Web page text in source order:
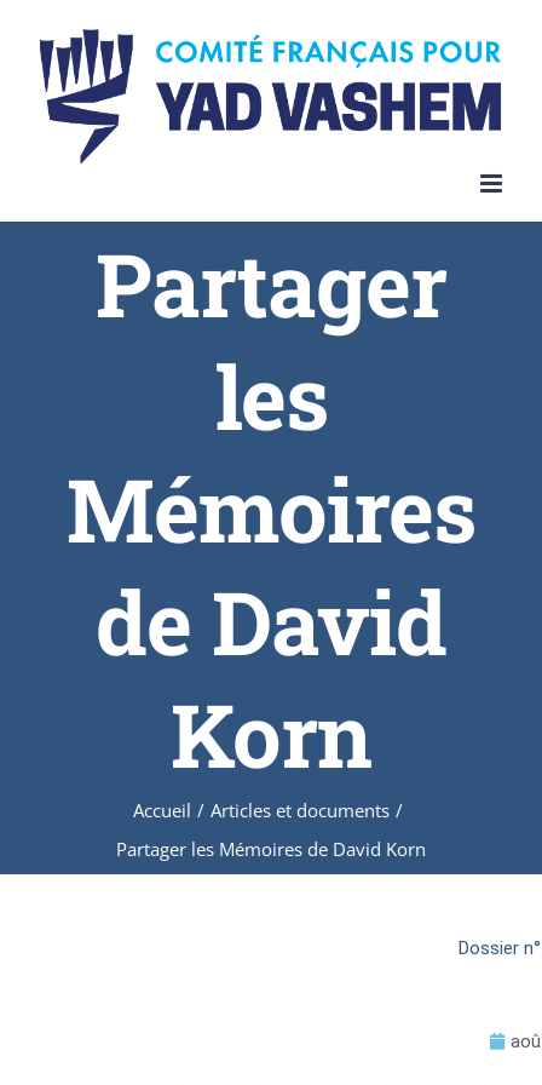
Partager
les
Mémoires
de David
Korn
Accueil / Articles et documents /
Partager les Mémoires de David Korn
Dossier n°